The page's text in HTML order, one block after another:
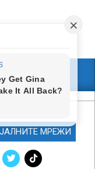
МРЕЖИ